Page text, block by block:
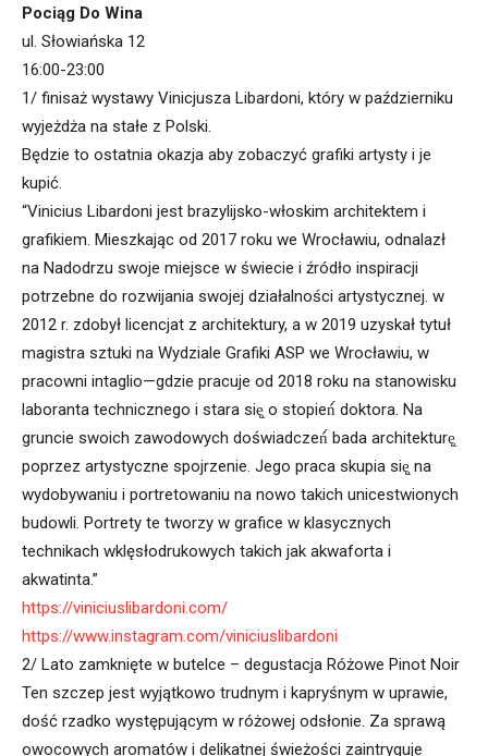
Pociąg Do Wina
ul. Słowiańska 12
16:00-23:00
1/ finisaż wystawy Vinicjusza Libardoni, który w październiku
wyjeżdża na stałe z Polski.
Będzie to ostatnia okazja aby zobaczyć grafiki artysty i je
kupić.
“Vinicius Libardoni jest brazylijsko-włoskim architektem i
grafikiem. Mieszkając od 2017 roku we Wrocławiu, odnalazł
na Nadodrzu swoje miejsce w świecie i źródło inspiracji
potrzebne do rozwijania swojej działalności artystycznej. w
2012 r. zdobył licencjat z architektury, a w 2019 uzyskał tytuł
magistra sztuki na Wydziale Grafiki ASP we Wrocławiu, w
pracowni intaglio—gdzie pracuje od 2018 roku na stanowisku
laboranta technicznego i stara się̨ o stopień́ doktora. Na
gruncie swoich zawodowych doświadczeń́ bada architekturę̨
poprzez artystyczne spojrzenie. Jego praca skupia się̨ na
wydobywaniu i portretowaniu na nowo takich unicestwionych
budowli. Portrety te tworzy w grafice w klasycznych
technikach wklęsłodrukowych takich jak akwaforta i
akwatinta.”
https://viniciuslibardoni.com/
https://www.instagram.com/viniciuslibardoni
2/ Lato zamknięte w butelce – degustacja Różowe Pinot Noir
Ten szczep jest wyjątkowo trudnym i kapryśnym w uprawie,
dość rzadko występującym w różowej odsłonie. Za sprawą
owocowych aromatów i delikatnej świeżości zaintryguje